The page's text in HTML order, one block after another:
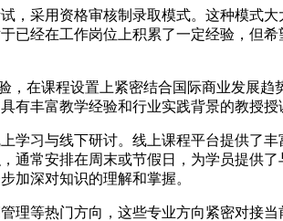
，采用资格审核制录取模式。这种模式
已经在工作岗位上积累了一定经验，但
在课程设置上紧密结合国际商业发展
丰富教学经验和行业实践背景的教授
学习与线下研讨。线上课程平台提供了
通常安排在周末或节假日，为学员提供
加深对知识的理解和掌握。
理等热门方向，这些专业方向紧密对接